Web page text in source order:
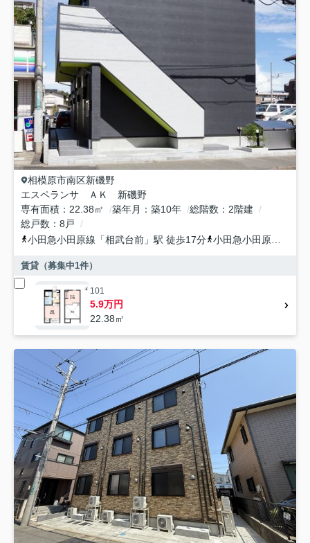
相模原市南区新磯野
エスペランサ ＡＫ 新磯野
専有面積
22.38㎡ 築年月 築10年 総階数
2階建
総戸数
8戸
小田急小田原線 「相武台前 」駅 徒歩17分 小田急小田原線
賃貸（募集中1件）
101
5.9万円
22.38㎡